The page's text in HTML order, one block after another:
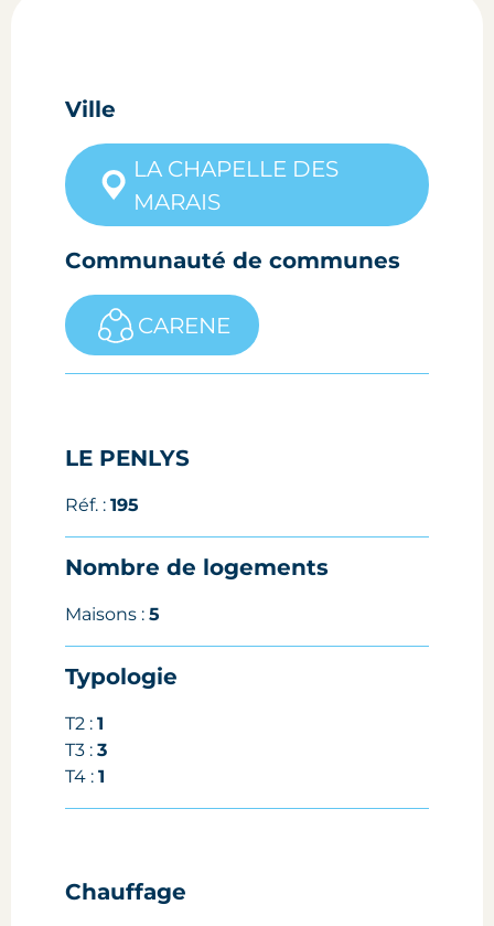
Ville
LA CHAPELLE DES
MARAIS
Communauté de communes
CARENE
LE PENLYS
Réf. :195
Nombre de logements
Maisons :5
Typologie
T2 :1
T3 :3
T4 :1
Chauffage